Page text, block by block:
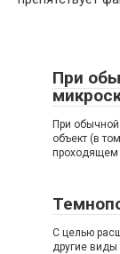
При
При
объект (в
проходящем
С целью
другие виды